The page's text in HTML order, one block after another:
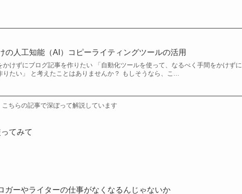
の人工知能（AI）コピーライティングツールの活用
かけずにブログ記事を作りたい 「自動化ツールを使って、なるべく手間をかけずに
りたい」 と考えたことはありませんか？ もしそうなら、こ...
こちらの記事で深ぼって解説しています
てみて
ガーやライターの仕事がなくなるんじゃないか